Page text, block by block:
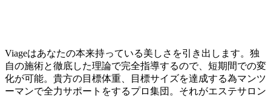
Viageはあなたの本来持っている美しさを引き出します。独
自の施術と徹底した理論で完全指導するので、短期間での変
化が可能。貴方の目標体重、目標サイズを達成する為マンツ
ーマンで全力サポートをするプロ集団。それがエステサロン